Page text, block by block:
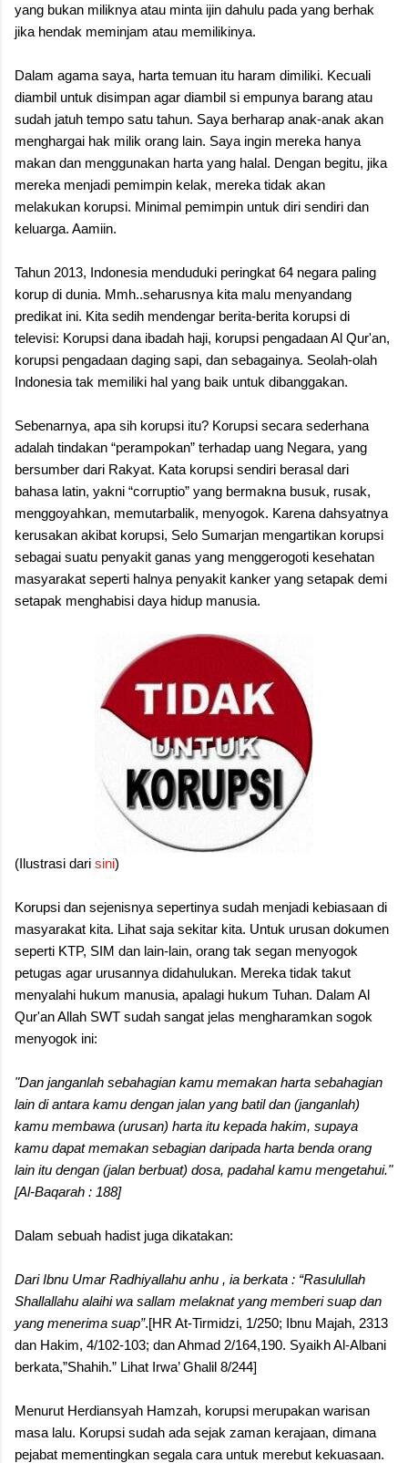
yang bukan miliknya atau minta ijin dahulu pada yang berhak
jika hendak meminjam atau memilikinya.
Dalam agama saya, harta temuan itu haram dimiliki. Kecuali
diambil untuk disimpan agar diambil si empunya barang atau
sudah jatuh tempo satu tahun. Saya berharap anak-anak akan
menghargai hak milik orang lain. Saya ingin mereka hanya
makan dan menggunakan harta yang halal. Dengan begitu, jika
mereka menjadi pemimpin kelak, mereka tidak akan
melakukan korupsi. Minimal pemimpin untuk diri sendiri dan
keluarga. Aamiin.
Tahun 2013, Indonesia menduduki peringkat 64 negara paling
korup di dunia. Mmh..seharusnya kita malu menyandang
predikat ini. Kita sedih mendengar berita-berita korupsi di
televisi: Korupsi dana ibadah haji, korupsi pengadaan Al Qur'an,
korupsi pengadaan daging sapi, dan sebagainya. Seolah-olah
Indonesia tak memiliki hal yang baik untuk dibanggakan.
Sebenarnya, apa sih korupsi itu? Korupsi secara sederhana
adalah tindakan “perampokan” terhadap uang Negara, yang
bersumber dari Rakyat. Kata korupsi sendiri berasal dari
bahasa latin, yakni “corruptio” yang bermakna busuk, rusak,
menggoyahkan, memutarbalik, menyogok. Karena dahsyatnya
kerusakan akibat korupsi, Selo Sumarjan mengartikan korupsi
sebagai suatu penyakit ganas yang menggerogoti kesehatan
masyarakat seperti halnya penyakit kanker yang setapak demi
setapak menghabisi daya hidup manusia.
(Ilustrasi dari sini)
Korupsi dan sejenisnya sepertinya sudah menjadi kebiasaan di
masyarakat kita. Lihat saja sekitar kita. Untuk urusan dokumen
seperti KTP, SIM dan lain-lain, orang tak segan menyogok
petugas agar urusannya didahulukan. Mereka tidak takut
menyalahi hukum manusia, apalagi hukum Tuhan. Dalam Al
Qur'an Allah SWT sudah sangat jelas mengharamkan sogok
menyogok ini:
"Dan janganlah sebahagian kamu memakan harta sebahagian
lain di antara kamu dengan jalan yang batil dan (janganlah)
kamu membawa (urusan) harta itu kepada hakim, supaya
kamu dapat memakan sebagian daripada harta benda orang
lain itu dengan (jalan berbuat) dosa, padahal kamu mengetahui."
[Al-Baqarah : 188]
Dalam sebuah hadist juga dikatakan:
Dari Ibnu Umar Radhiyallahu anhu , ia berkata : “Rasulullah
Shallallahu alaihi wa sallam melaknat yang memberi suap dan
yang menerima suap”.[HR At-Tirmidzi, 1/250; Ibnu Majah, 2313
dan Hakim, 4/102-103; dan Ahmad 2/164,190. Syaikh Al-Albani
berkata,”Shahih.” Lihat Irwa’ Ghalil 8/244]
Menurut Herdiansyah Hamzah, korupsi merupakan warisan
masa lalu. Korupsi sudah ada sejak zaman kerajaan, dimana
pejabat mementingkan segala cara untuk merebut kekuasaan.